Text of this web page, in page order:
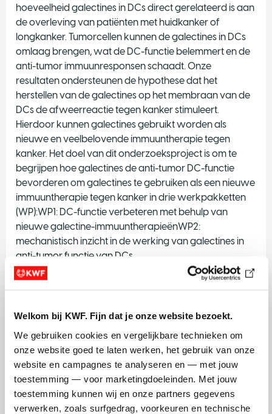
Welkom bij KWF. Fijn dat je onze website bezoekt.
We gebruiken cookies en vergelijkbare technieken om
onze website goed te laten werken, het gebruik van onze
website en campagnes te analyseren en — met jouw
toestemming — voor marketingdoeleinden. Met jouw
toestemming kunnen wij en onze partners gegevens
verwerken, zoals surfgedrag, voorkeuren en technische
hoeveelheid galectines in DCs direct gerelateerd is aan
de overleving van patiënten met huidkanker of
longkanker. Tumorcellen kunnen de galectines in DCs
omlaag brengen, wat de DC-functie belemmert en de
anti-tumor immuunresponsen schaadt. Onze
resultaten ondersteunen de hypothese dat het
herstellen van de galectines op het membraan van de
DCs de afweerreactie tegen kanker stimuleert.
Hierdoor kunnen galectines gebruikt worden als
nieuwe en veelbelovende immuuntherapie tegen
kanker. Het doel van dit onderzoeksproject is om te
begrijpen hoe galectines de anti-tumor DC-functie
bevorderen om galectines te gebruiken als een nieuwe
immuuntherapie tegen kanker in drie werkpakketten
(WP):WP1: DC-functie verbeteren met behulp van
nieuwe galectine-immuuntherapieënWP2:
mechanistisch inzicht in de werking van galectines in
anti-tumor functie van DCs.
Verwachte uitkomst
immuuntherapieën om DC functie in de afweer tegen
kanker te verbeteren; (2) onze kennis vergroten over
hoe galectines de anti-tumor functie van DCs
controleren.
Relevantie voor KWF-doelstellingen